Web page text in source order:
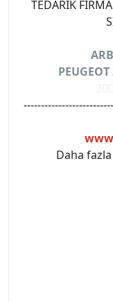
TEDARİK
Daha